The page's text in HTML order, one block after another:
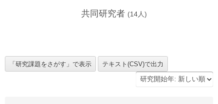
共同研究者 (14人)